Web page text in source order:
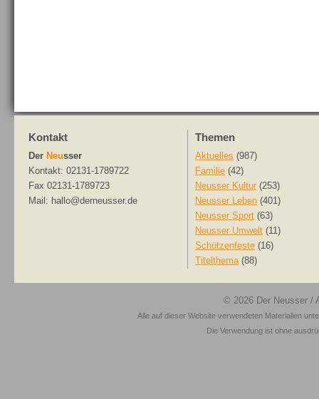
Kontakt
Der Neusser
Kontakt: 02131-1789722
Fax 02131-1789723
Mail: hallo@derneusser.de
Themen
Aktuelles (987)
Familie (42)
Neusser Kultur (253)
Neusser Leben (401)
Neusser Sport (63)
Neusser Umwelt (11)
Schützenfeste (16)
Titelthema(88)
© 2026 Der Neusser /
Alle auf dieser Website verwendeten Materialien
Die Verwendung ist ohne